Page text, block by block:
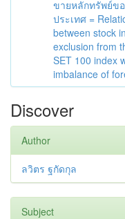
ขายหลักทรัพย์ข
ประเทศ =
between stock
exclusion from
SET 100 index
imbalance of
Discover
Author
ลวิตร ฐกัดกุล
Subject